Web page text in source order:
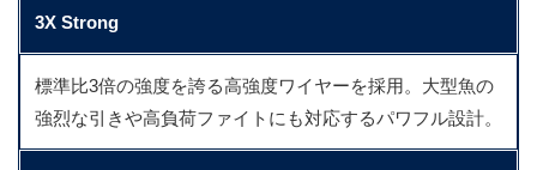
3X Strong
標準比3倍の強度を誇る高強度ワイヤーを採用。大型魚の
強烈な引きや高負荷ファイトにも対応するパワフル設計。